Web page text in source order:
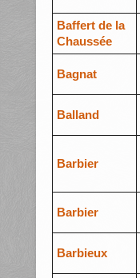
Baffert de la
Chaussée
Bagnat
Balland
Barbier
Barbier
Barbieux